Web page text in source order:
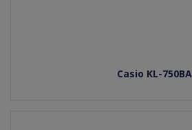
Casio KL-750BA